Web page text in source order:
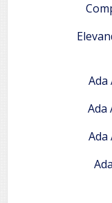
Ada
Ada